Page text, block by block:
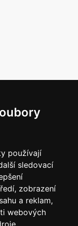
používají
sledovací
zobrazení
a reklam,
webových
bez odezvy.